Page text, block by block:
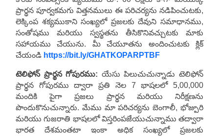
ప్రార్థన పూర్వకమగు విత్తనములు ఈ పరిచర్యను నడిపించుటకు,
లెక్కింప శక్యముకాని సంఖ్యలో ప్రజలకు దేవుని సమాధానము,
సంతోషము మరియు స్వస్థతను తీసికొనివచ్చుటకు మాకు
సహాయము చేయును. మీ చేయూతను అందించుటకు క్లిక్
చేయండి https://bit.ly/GHATKOPARPTBF
టెలిఫోన్ ప్రార్థన గోపురము: యేసు పిలుచుచున్నాడు టెలిఫోన్
ప్రార్థన గోపురము ద్వారా ప్రతి నెల 7 భాషలలో 5,00,000
మందికి పైగా ప్రజలు ప్రార్థన మరియు నిరీక్షణను
పొందుకొనుచున్నారు. మేము మా పరిచర్యను బెంగాలీ, భోజ్పురి
మరియు గుజరాతి భాషలలో విస్తరింపజేయుచున్నాము తద్వారా
భారత దేశమంతటా ఇంకా అధిక సంఖ్యలో ప్రజలకు